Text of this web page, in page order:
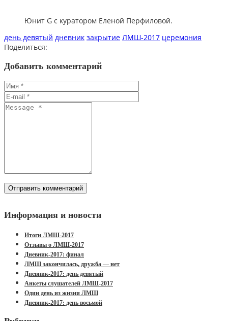
Юнит G с куратором Еленой Перфиловой.
день девятый дневник закрытие ЛМШ-2017 церемония
Поделиться:
Добавить комментарий
Информация и новости
Итоги ЛМШ-2017
Отзывы о ЛМШ-2017
Дневник-2017: финал
ЛМШ закончилась, дружба — нет
Дневник-2017: день девятый
Анкеты слушателей ЛМШ-2017
Один день из жизни ЛМШ
Дневник-2017: день восьмой